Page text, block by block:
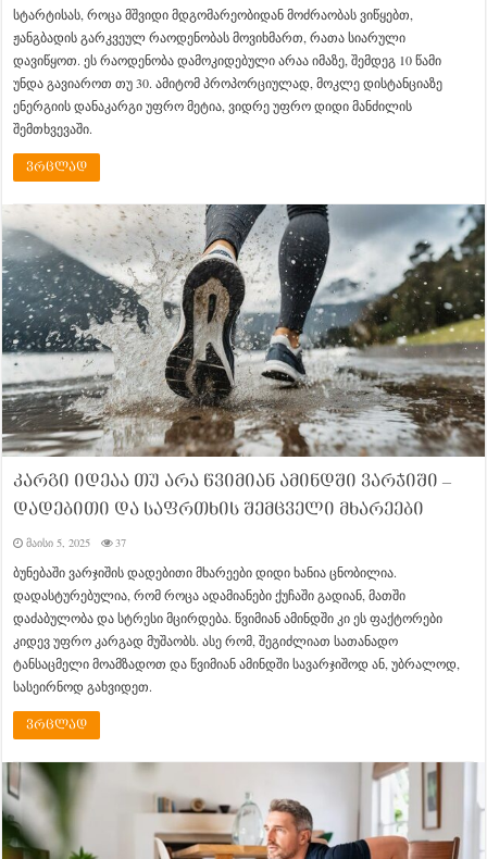
სტარტისას, როცა მშვიდი მდგომარეობიდან მოძრაობას ვიწყებთ,
ჟანგბადის გარკვეულ რაოდენობას მოვიხმართ, რათა სიარული
დავიწყოთ. ეს რაოდენობა დამოკიდებული არაა იმაზე, შემდეგ 10 წამი
უნდა გავიაროთ თუ 30. ამიტომ პროპორციულად, მოკლე დისტანციაზე
ენერგიის დანაკარგი უფრო მეტია, ვიდრე უფრო დიდი მანძილის
შემთხვევაში.
ვრცლად
კარგი იდეაა თუ არა წვიმიან ამინდში ვარჯიში –
დადებითი და საფრთხის შემცველი მხარეები
მაისი 5, 2025 37
ბუნებაში ვარჯიშის დადებითი მხარეები დიდი ხანია ცნობილია.
დადასტურებულია, რომ როცა ადამიანები ქუჩაში გადიან, მათში
დაძაბულობა და სტრესი მცირდება. წვიმიან ამინდში კი ეს ფაქტორები
კიდევ უფრო კარგად მუშაობს. ასე რომ, შეგიძლიათ სათანადო
ტანსაცმელი მოამზადოთ და წვიმიან ამინდში სავარჯიშოდ ან, უბრალოდ,
სასეირნოდ გახვიდეთ.
ვრცლად